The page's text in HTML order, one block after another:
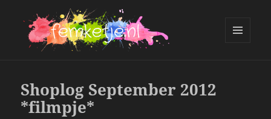
Shoplog September 2012
*filmpje*